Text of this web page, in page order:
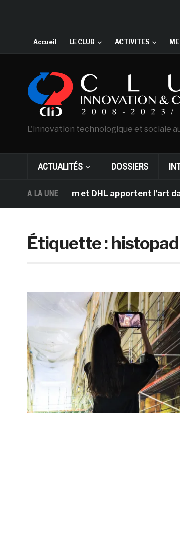
Accueil LE CLUB ACTIVITES
L'innovation technologique et sociale
ACTUALITÉS DOSSIERS
A LA UNEet DHL apportent l’art dans
Étiquette :histopad